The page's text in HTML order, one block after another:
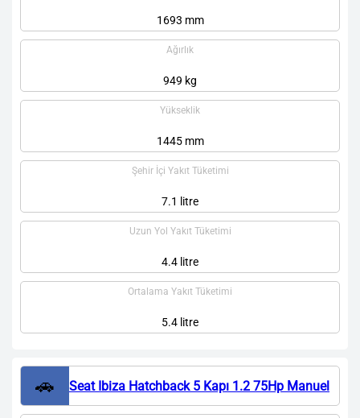
1693 mm
Ağırlık
949 kg
Yükseklik
1445 mm
Şehir İçi Yakıt Tüketimi
7.1 litre
Uzun Yol Yakıt Tüketimi
4.4 litre
Ortalama Yakıt Tüketimi
5.4 litre
🚗 Seat Ibiza Hatchback 5 Kapı 1.2 75Hp Manuel